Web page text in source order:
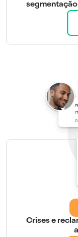
Crises e